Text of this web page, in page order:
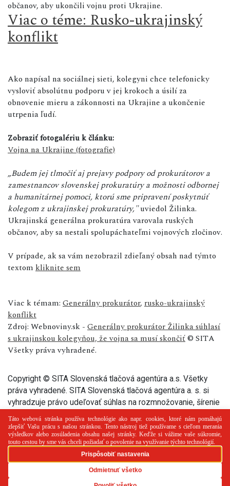
občanov, aby ukončili vojnu proti Ukrajine.
Viac o téme: Rusko-ukrajinský
konflikt
Ako napísal na sociálnej sieti, kolegyni chce telefonicky
vysloviť absolútnu podporu v jej krokoch a úsilí za
obnovenie mieru a zákonnosti na Ukrajine a ukončenie
utrpenia ľudí.
Zobraziť fotogalériu k článku:
Vojna na Ukrajine (fotografie)
„Budem jej tlmočiť aj prejavy podpory od prokurátorov a
zamestnancov slovenskej prokuratúry a možnosti odbornej
a humanitárnej pomoci, ktorú sme pripravení poskytnúť
kolegom z ukrajinskej prokuratúry,"uviedol Žilinka.
Ukrajinská generálna prokuratúra varovala ruských
občanov, aby sa nestali spolupáchateľmi vojnových zločinov.
V prípade, ak sa vám nezobrazil zdieľaný obsah nad týmto
textom kliknite sem
Viac k témam: Generálny prokurátor, rusko-ukrajinský
konflikt
Zdroj: Webnoviny.sk - Generálny prokurátor Žilinka súhlasí
s ukrajinskou kolegyňou, že vojna sa musí skončiť© SITA
Všetky práva vyhradené.
Copyright © SITA Slovenská tlačová agentúra a.s. Všetky
práva vyhradené. SITA Slovenská tlačová agentúra a. s. si
vyhradzuje právo udeľovať súhlas na rozmnožovanie, šírenie
a na verejný prenos tohto článku a jeho častí.
PR článok